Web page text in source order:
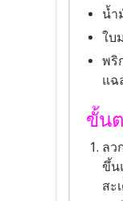
น้ำ
ใบ
พริ
แฉ
ขั้น
ลว
ขึ้น
สะ